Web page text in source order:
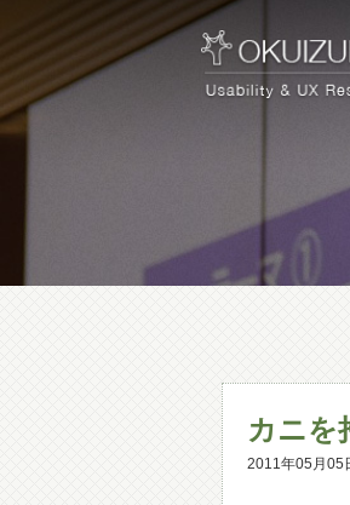
カニを
2011年05月05